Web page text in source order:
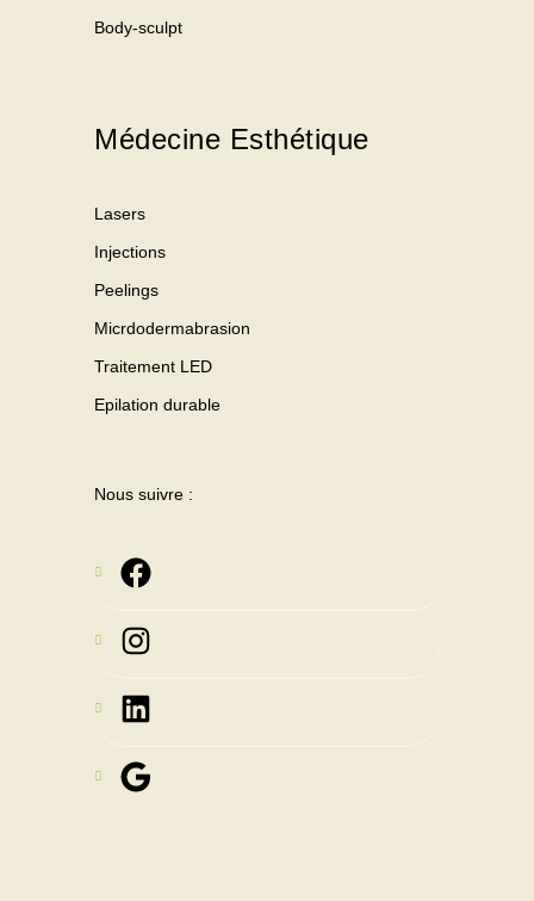
Body-sculpt
Médecine Esthétique
Lasers
Injections
Peelings
Micrdodermabrasion
Traitement LED
Epilation durable
Nous suivre :